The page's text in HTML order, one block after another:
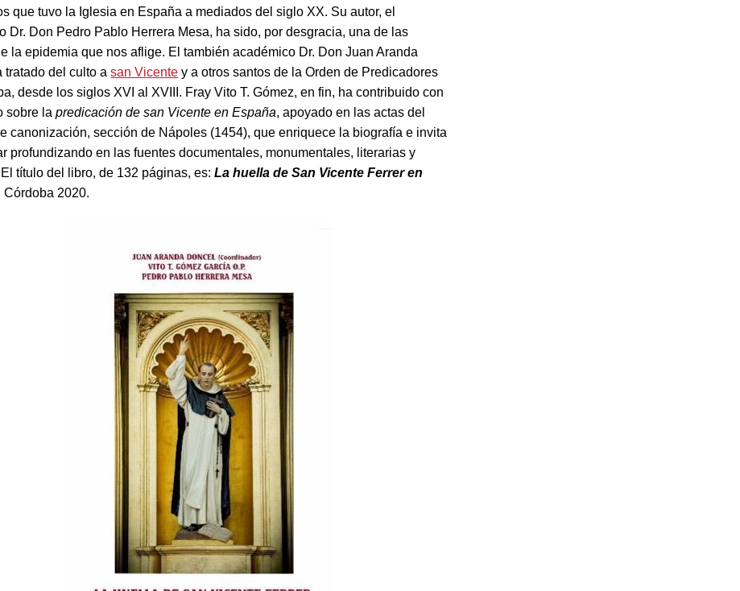
que tuvo la Iglesia en España a mediados del siglo XX. Su autor, el
Dr. Don Pedro Pablo Herrera Mesa, ha sido, por desgracia, una de las
la epidemia que nos aflige. El también académico Dr. Don Juan Aranda
tratado del culto asan Vicente y a otros santos de la Orden de Predicadores
desde los siglos XVI al XVIII. Fray Vito T. Gómez, en fin, ha contribuido con
sobre lapredicación de san Vicente en España, apoyado en las actas del
canonización, sección de Nápoles (1454), que enriquece la biografía e invita
profundizando en las fuentes documentales, monumentales, literarias y
título del libro, de 132 páginas, es:La huella de San Vicente Ferrer en
Córdoba 2020.